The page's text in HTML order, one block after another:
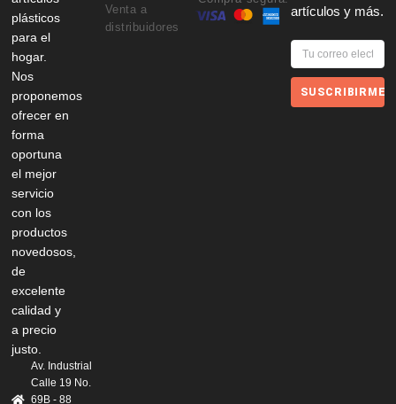
plásticos
para el
hogar.
Nos
proponemos
ofrecer en
forma
oportuna
el mejor
servicio
con los
productos
novedosos,
de
excelente
calidad y
a precio
justo.
Av. Industrial
Calle 19 No.
69B - 88
Venta a
distribuidores
artículos y más.
SUSCRIBIRME